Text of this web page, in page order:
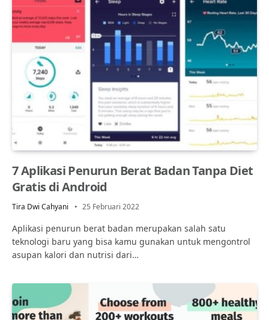
7 Aplikasi Penurun Berat Badan Tanpa Diet
Gratis di Android
Tira Dwi Cahyani 25 Februari 2022
Aplikasi penurun berat badan merupakan salah satu
teknologi baru yang bisa kamu gunakan untuk mengontrol
asupan kalori dan nutrisi dari…